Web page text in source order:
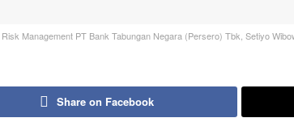
Management PT Bank Tabungan Negara (Persero) Tbk, Setiyo
Share on Facebook